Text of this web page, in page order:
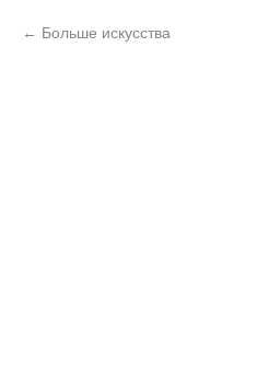
Больше искусства